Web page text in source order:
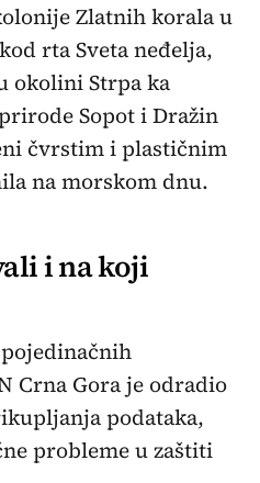
Zlatnih korala u
rta Sveta neđelja,
okolini Strpa ka
Sopot i Dražin
čvrstim i plastičnim
na morskom dnu.
i na koji
Crna Gora je odradio
podataka,
probleme u zaštiti